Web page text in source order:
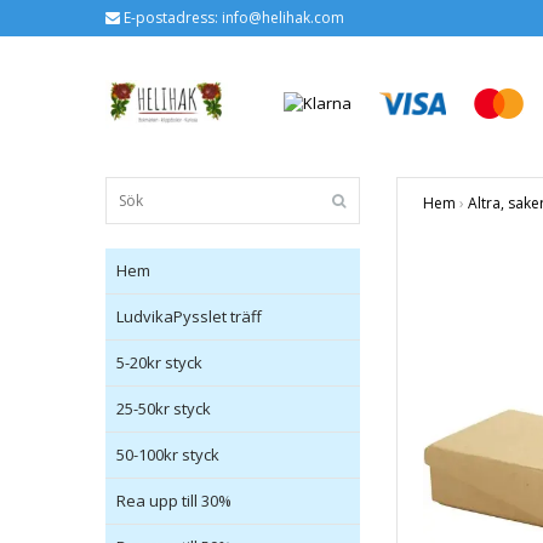
E-postadress: info@helihak.com
Hem
LudvikaPysslet träff
5-20kr styck
25-50kr styck
50-100kr styck
Rea upp till 30%
Hem › Altra,